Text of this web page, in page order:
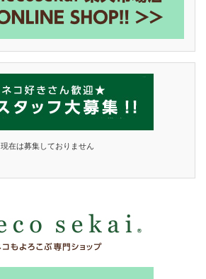
現在は募集しておりません